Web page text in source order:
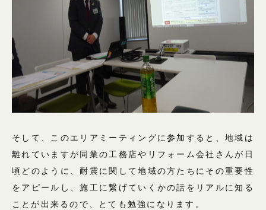
そして、このエリアミーティングに参加すると、地域は
離れていますが同業の工務店やリフォーム会社さんが日
頃どのように、耐震に関して地域の方たちにその重要性
をアピールし、施工に繋げていくかの話をリアルに知る
ことが出来るので、とても勉強になります。